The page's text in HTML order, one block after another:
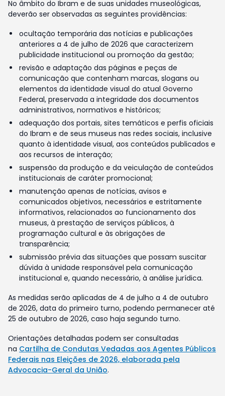
No âmbito do Ibram e de suas unidades museológicas,
deverão ser observadas as seguintes providências:
ocultação temporária das notícias e publicações
anteriores a 4 de julho de 2026 que caracterizem
publicidade institucional ou promoção da gestão;
revisão e adaptação das páginas e peças de
comunicação que contenham marcas, slogans ou
elementos da identidade visual do atual Governo
Federal, preservada a integridade dos documentos
administrativos, normativos e históricos;
adequação dos portais, sites temáticos e perfis oficiais
do Ibram e de seus museus nas redes sociais, inclusive
quanto à identidade visual, aos conteúdos publicados e
aos recursos de interação;
suspensão da produção e da veiculação de conteúdos
institucionais de caráter promocional;
manutenção apenas de notícias, avisos e
comunicados objetivos, necessários e estritamente
informativos, relacionados ao funcionamento dos
museus, à prestação de serviços públicos, à
programação cultural e às obrigações de
transparência;
submissão prévia das situações que possam suscitar
dúvida à unidade responsável pela comunicação
institucional e, quando necessário, à análise jurídica.
As medidas serão aplicadas de 4 de julho a 4 de outubro
de 2026, data do primeiro turno, podendo permanecer até
25 de outubro de 2026, caso haja segundo turno.
Orientações detalhadas podem ser consultadas
na Cartilha de Condutas Vedadas aos Agentes Públicos
Federais nas Eleições de 2026, elaborada pela
Advocacia-Geral da União.